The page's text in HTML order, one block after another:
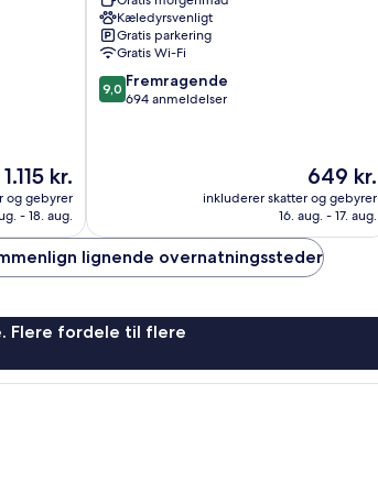
Prisen
er
1.115 kr.
1.115 kr.
og gebyrer
- 18. aug.
Kæledyrsvenligt
Gratis parkering
Gratis Wi-Fi
9.0
ud
9,0 Fremragende
694 anmeldelser
Prisen
er
649 kr.
649 kr.
inkluderer skatter og gebyrer
16. aug. - 17. aug.
lignende overnatningssteder
Flere fordele til flere